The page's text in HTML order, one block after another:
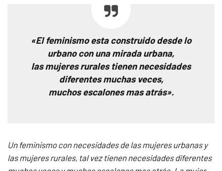
«El feminismo esta construido desde lo
urbano con una mirada urbana,
las mujeres rurales tienen necesidades
diferentes muchas veces,
muchos escalones mas atrás».
Un feminismo con necesidades de las mujeres urbanas y
las mujeres rurales, tal vez tienen necesidades diferentes